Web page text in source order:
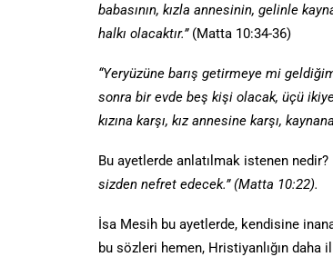
babasının, kızla annesinin, gelinle
halkı olacaktır.”(Matta 10:34-36)
“Yeryüzüne barış getirmeye mi
sonra bir evde beş kişi olacak, üçü
kızına karşı, kız annesine karşı,
Bu ayetlerde anlatılmak istenen
sizden nefret edecek.” (Matta 10:22).
İsa Mesih bu ayetlerde, kendisine
bu sözleri hemen, Hristiyanlığın daha